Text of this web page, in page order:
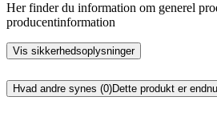
Her finder du information om generel
producentinformation
Vis sikkerhedsoplysninger
Hvad andre synes (0)Dette produkt er